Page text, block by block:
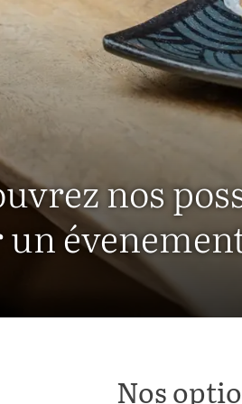
nos
un
Nos